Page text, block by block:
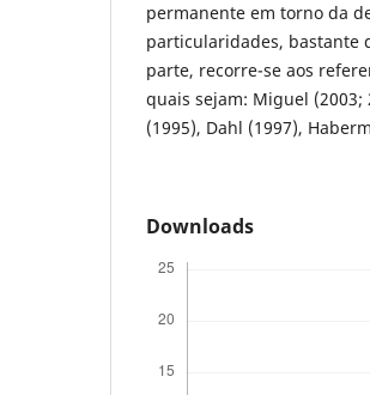
permanente em torno da
particularidades, bastante
parte, recorre-se aos
quais sejam: Miguel
(1995), Dahl (1997),
Downloads